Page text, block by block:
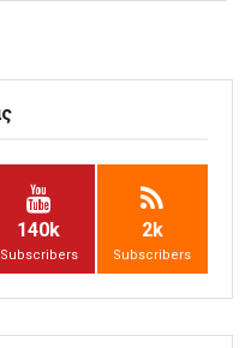
140k
Subscribers
2k
Subscribers